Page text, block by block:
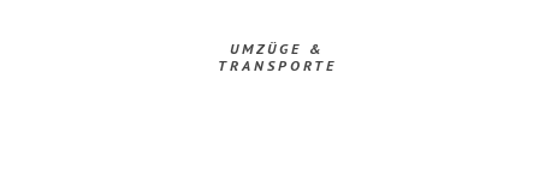
UMZÜGE &
TRANSPORTE